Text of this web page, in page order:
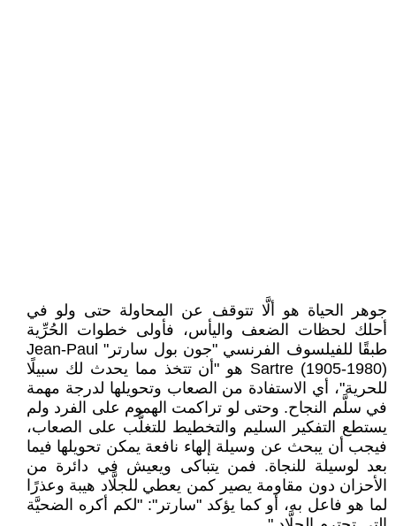
جوهر الحياة هو ألَّا تتوقف عن المحاولة حتى ولو في
أحلك لحظات الضعف واليأس، فأولى خطوات الحُرِّية
طبقًا للفيلسوف الفرنسي "جون بول سارتر" Jean-Paul
Sartre (1905-1980) هو "أن تتخذ مما يحدث لك سبيلًا
للحرية"، أي الاستفادة من الصعاب وتحويلها لدرجة مهمة
في سلَّم النجاح. وحتى لو تراكمت الهموم على الفرد ولم
يستطع التفكير السليم والتخطيط للتغلُّب على الصعاب،
فيجب أن يبحث عن وسيلة إلهاء نافعة يمكن تحويلها فيما
بعد لوسيلة للنجاة. فمن يتباكى ويعيش في دائرة من
الأحزان دون مقاومة يصير كمن يعطي للجلَّاد هيبة وعذرًا
لما هو فاعل به، أو كما يؤكد "سارتر": "لكم أكره الضحيَّة